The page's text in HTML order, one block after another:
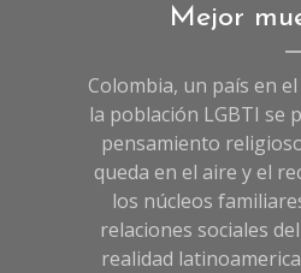
Mejor
Colombia, un país en
la población LGBTI se
pensamiento
queda en el aire y el
los núcleos
relaciones sociales
realidad